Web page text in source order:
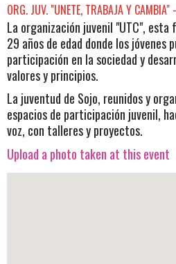
ORG. JUV. "UNETE, TRABAJA Y CAMBIA"
La organización juvenil "UTC", esta
29 años de edad donde los jóvenes
participación en la sociedad y
valores y principios.
La juventud de Sojo, reunidos y
espacios de participación juvenil,
voz, con talleres y proyectos.
Upload a photo taken at this event